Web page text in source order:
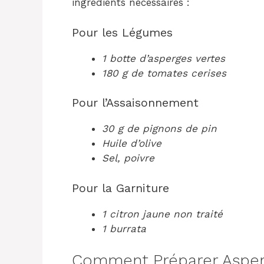
ingrédients nécessaires :
Pour les Légumes
1 botte d’asperges vertes
180 g de tomates cerises
Pour l’Assaisonnement
30 g de pignons de pin
Huile d’olive
Sel, poivre
Pour la Garniture
1 citron jaune non traité
1 burrata